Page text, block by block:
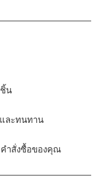
น
ละทนทาน
คำสั่งซื้อของคุณ